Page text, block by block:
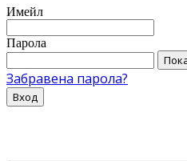
Имейл
Парола
Забравена парола?
Вход